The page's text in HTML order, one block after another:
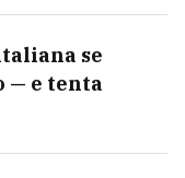
se
— e tenta